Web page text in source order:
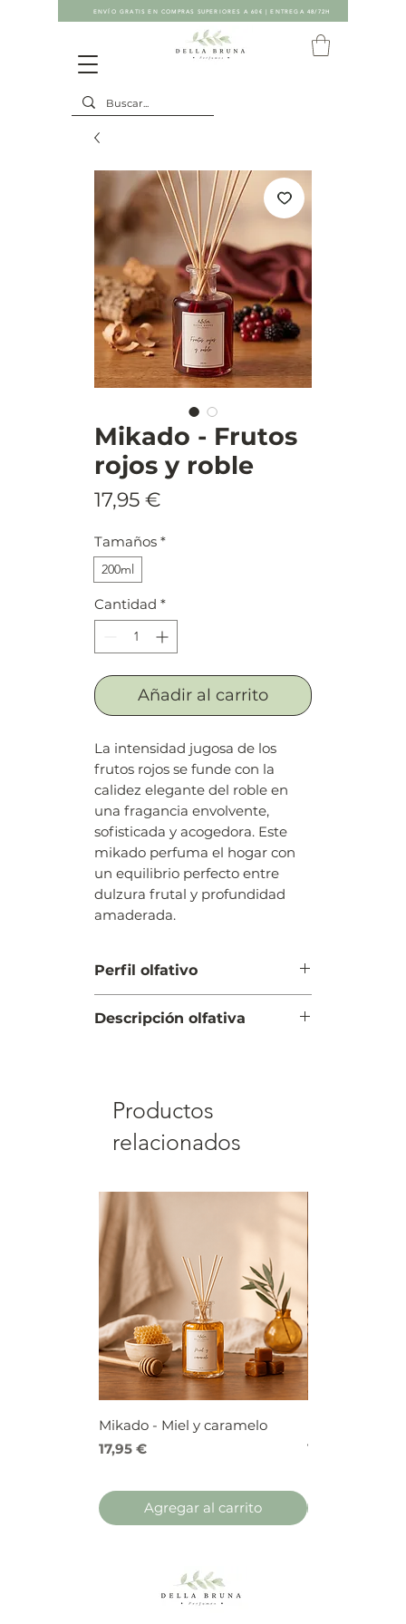
ENVÍO GRATIS EN COMPRAS SUPERIORES A 60€ | ENTREGA 48/72H
Mikado - Frutos
rojos y roble
17,95 €
Tamaños *
200ml
Cantidad *
Añadir al carrito
La intensidad jugosa de los
frutos rojos se funde con la
calidez elegante del roble en
una fragancia envolvente,
sofisticada y acogedora. Este
mikado perfuma el hogar con
un equilibrio perfecto entre
dulzura frutal y profundidad
amaderada.
Perfil olfativo
Descripción olfativa
dulces
Productos
relacionados
Mikado - Miel y caramelo
Precio
17,95 €
Agregar al carrito
Precio
17,95 €